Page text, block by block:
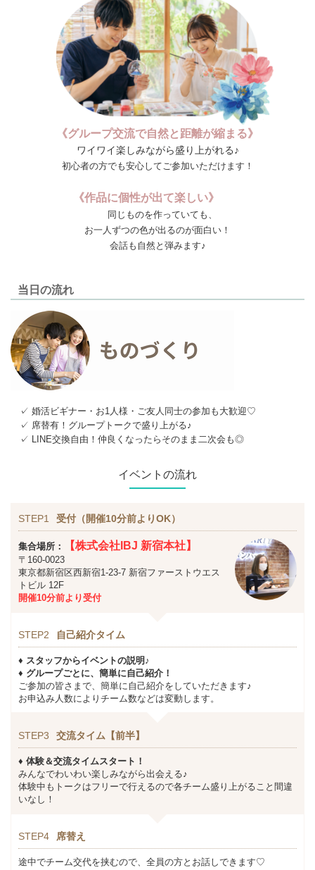
《グループ交流で自然と距離が縮まる》
ワイワイ楽しみながら盛り上がれる♪
初心者の方でも安心してご参加いただけます！
《作品に個性が出て楽しい》
同じものを作っていても、
お一人ずつの色が出るのが面白い！
会話も自然と弾みます♪
当日の流れ
✓ 婚活ビギナー・お1人様・ご友人同士の参加も大歓迎♡
✓ 席替有！グループトークで盛り上がる♪
✓ LINE交換自由！仲良くなったらそのまま二次会も◎
イベントの流れ
STEP1 受付（開催10分前よりOK）
集合場所： 【株式会社IBJ 新宿本社】
〒160-0023
東京都新宿区西新宿1-23-7 新宿ファーストウエス
トビル 12F
開催10分前より受付
STEP2 自己紹介タイム
♦ スタッフからイベントの説明♪
♦ グループごとに、簡単に自己紹介！
ご参加の皆さまで、簡単に自己紹介をしていただきます♪
お申込み人数によりチーム数などは変動します。
STEP3 交流タイム【前半】
♦ 体験＆交流タイムスタート！
みんなでわいわい楽しみながら出会える♪
体験中もトークはフリーで行えるので各チーム盛り上がること間違
いなし！
STEP4 席替え
途中でチーム交代を挟むので、全員の方とお話しできます♡